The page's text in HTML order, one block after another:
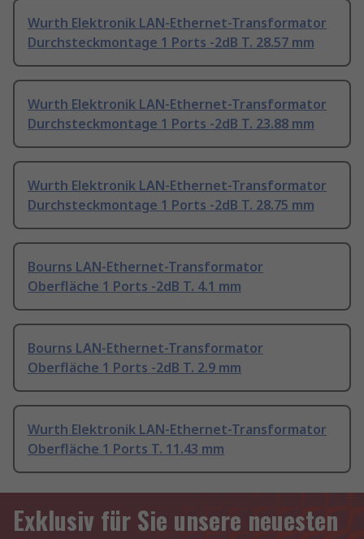
Wurth Elektronik LAN-Ethernet-Transformator
Durchsteckmontage 1 Ports -2dB T. 28.57 mm
Wurth Elektronik LAN-Ethernet-Transformator
Durchsteckmontage 1 Ports -2dB T. 23.88 mm
Wurth Elektronik LAN-Ethernet-Transformator
Durchsteckmontage 1 Ports -2dB T. 28.75 mm
Bourns LAN-Ethernet-Transformator
Oberfläche 1 Ports -2dB T. 4.1 mm
Bourns LAN-Ethernet-Transformator
Oberfläche 1 Ports -2dB T. 2.9 mm
Wurth Elektronik LAN-Ethernet-Transformator
Oberfläche 1 Ports T. 11.43 mm
Exklusiv für Sie unsere neuesten